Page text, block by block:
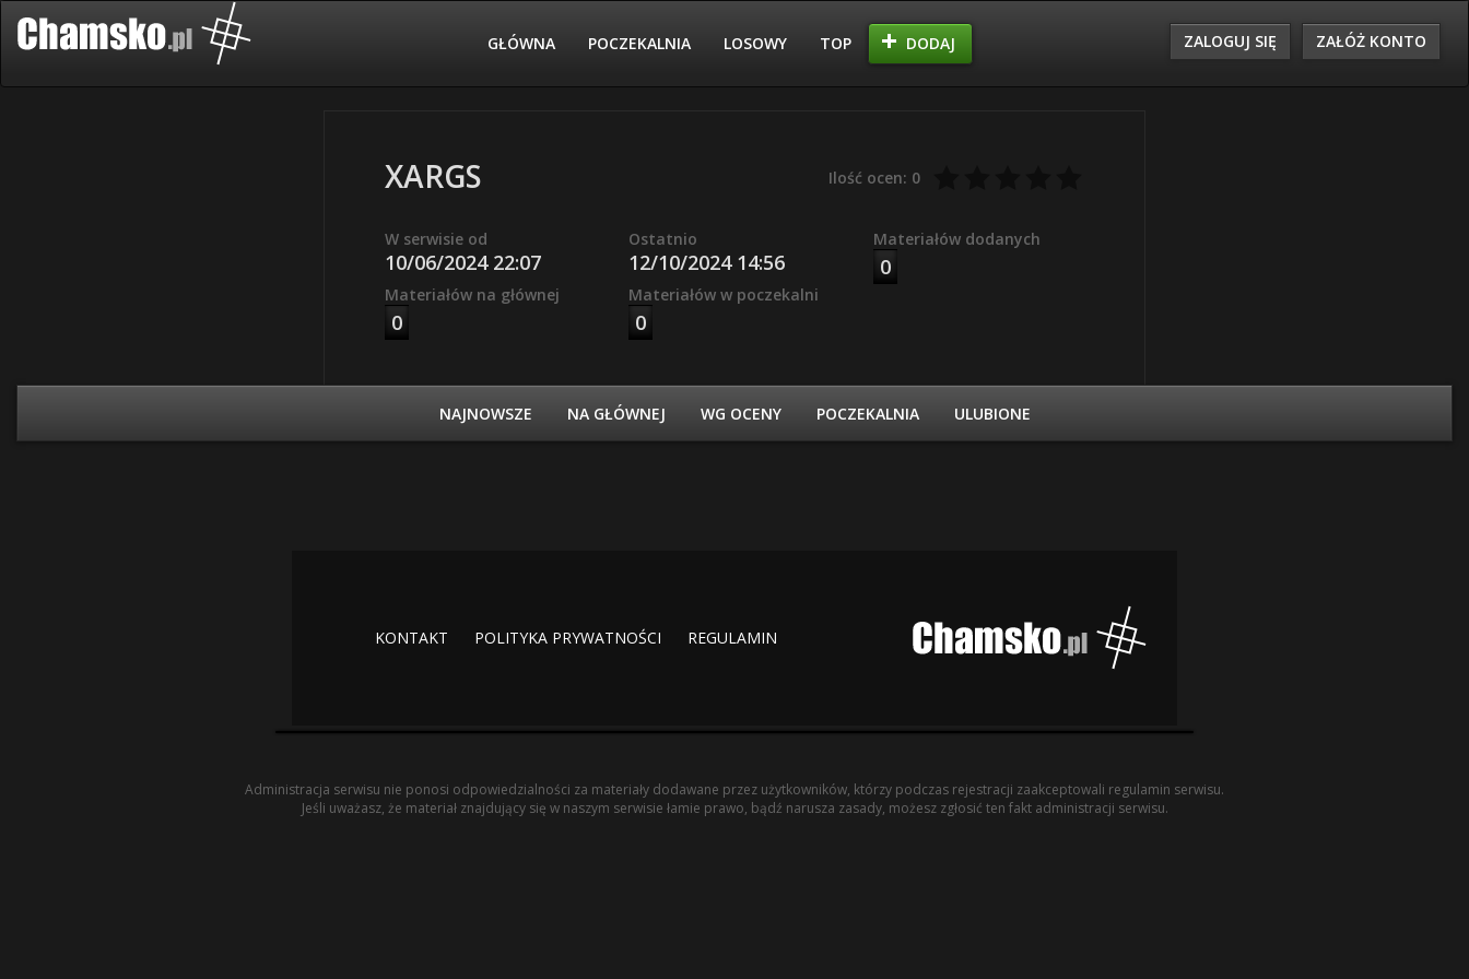
GŁÓWNA POCZEKALNIA LOSOWY TOP DODAJ ZALOGUJ SIĘ ZAŁÓŻ KONTO
XARGS Ilość ocen: 0
W serwisie od
10/06/2024 22:07
Ostatnio
12/10/2024 14:56
Materiałów dodanych
0
Materiałów na głównej
0
Materiałów w poczekalni
0
NAJNOWSZE NA GŁÓWNEJ WG OCENY POCZEKALNIA ULUBIONE
KONTAKT POLITYKA PRYWATNOŚCI REGULAMIN
Administracja serwisu nie ponosi odpowiedzialności za materiały dodawane przez użytkowników, którzy podczas rejestracji zaakceptowali regulamin serwisu.
Jeśli uważasz, że materiał znajdujący się w naszym serwisie łamie prawo, bądź narusza zasady, możesz zgłosić ten fakt administracji serwisu.